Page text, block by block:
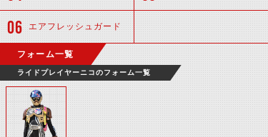
エアフレッシュガード
フォーム一覧
ライドプレイヤーニコのフォーム一覧